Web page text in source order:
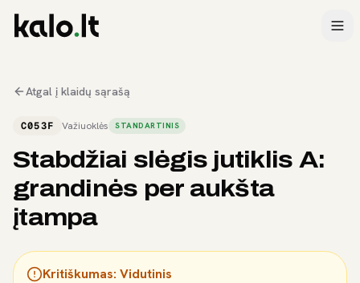
Atgal į klaidų sąrašą
C053F Važiuoklės STANDARTINIS
Stabdžiai slėgis jutiklis A:
grandinės per aukšta
įtampa
Kritiškumas: Vidutinis